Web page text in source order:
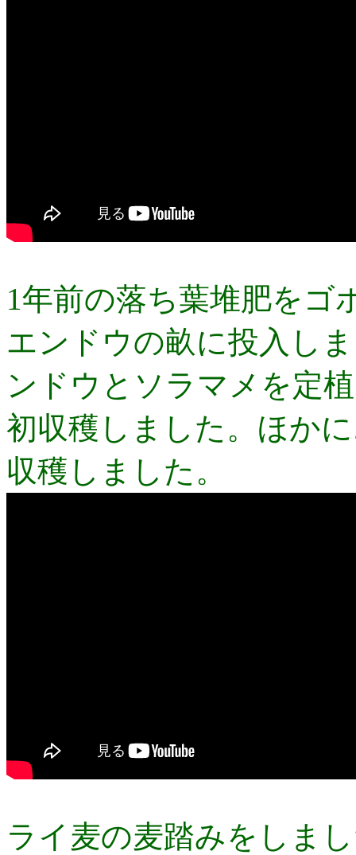
1年前の落ち葉堆肥をゴ
エンドウの畝に投入し
ンドウとソラマメを定
初収穫しました。ほか
収穫しました。
ライ麦の麦踏みをしま